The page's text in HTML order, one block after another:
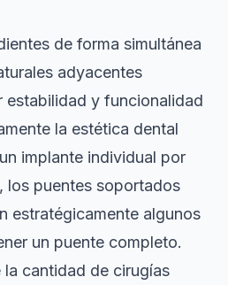
de forma simultánea
adyacentes
estabilidad y funcionalidad
la estética dental
implante individual por
los puentes soportados
estratégicamente algunos
un puente completo.
cantidad de cirugías